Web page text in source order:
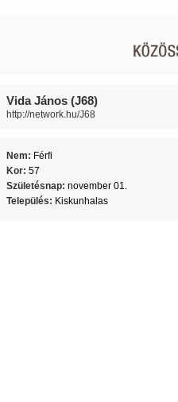
Vida János (J68)
http://network.hu/J68
Nem: Férfi
Kor: 57
Születésnap: november 01.
Település: Kiskunhalas